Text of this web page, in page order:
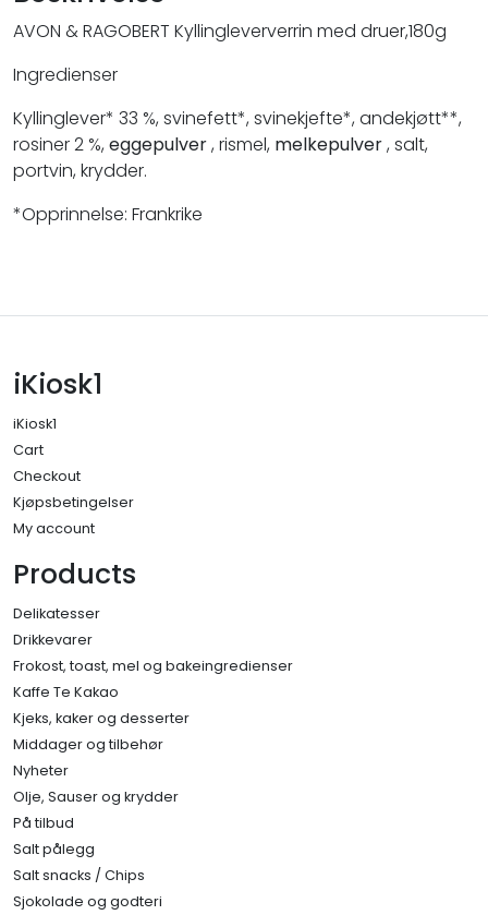
AVON & RAGOBERT Kyllingleververrin med druer,180g
Ingredienser
Kyllinglever* 33 %, svinefett*, svinekjefte*, andekjøtt**,
rosiner 2 %, eggepulver, rismel, melkepulver, salt,
portvin, krydder.
*Opprinnelse: Frankrike
iKiosk1
iKiosk1
Cart
Checkout
Kjøpsbetingelser
My account
Products
Delikatesser
Drikkevarer
Frokost, toast, mel og bakeingredienser
Kaffe Te Kakao
Kjeks, kaker og desserter
Middager og tilbehør
Nyheter
Olje, Sauser og krydder
På tilbud
Salt pålegg
Salt snacks / Chips
Sjokolade og godteri